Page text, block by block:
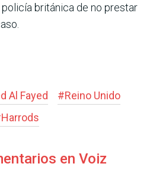
policía británica de no prestar
Al Fayed #Reino Unido
Harrods
en Voiz